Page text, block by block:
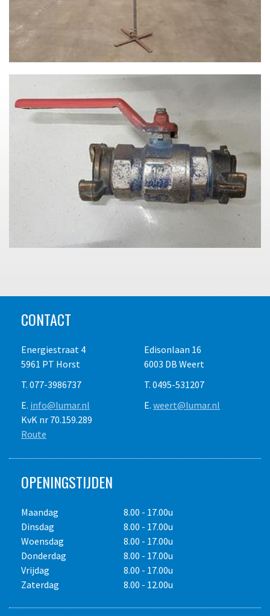
CONTACT
Energiestraat 4
5961 PT Horst
T. 077-3986737
E. info@lumar.nl
Edisonlaan 16
6003 DB Weert
T. 0495-531207
E. weert@lumar.nl
KvK nr 70.159.289
Route
OPENINGSTIJDEN
Maandag
Dinsdag
Woensdag
Donderdag
Vrijdag
Zaterdag
8.00 - 17.00u
8.00 - 17.00u
8.00 - 17.00u
8.00 - 17.00u
8.00 - 17.00u
8.00 - 12.00u